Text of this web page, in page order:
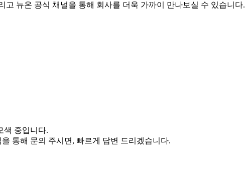
고 뉴온 공식 채널을 통해 회사를 더욱 가까이 만나보실 수 있습니다.
색 중입니다.
통해 문의 주시면, 빠르게 답변 드리겠습니다.